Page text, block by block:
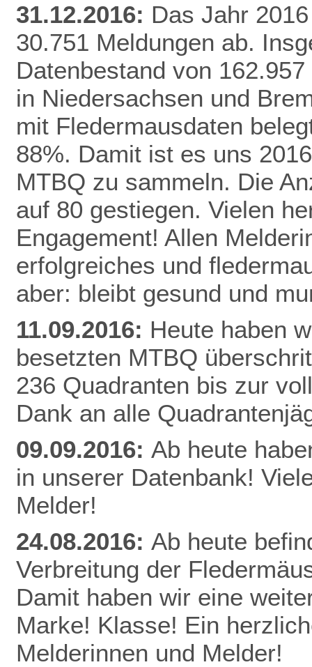
31.12.2016: Das Jahr
30.751 Meldungen ab.
Datenbestand von
in Niedersachsen und
mit Fledermausdaten
88%. Damit ist es uns
MTBQ zu sammeln. Die
auf 80 gestiegen. Vielen
Engagement! Allen
erfolgreiches und
aber: bleibt gesund und
11.09.2016: Heute haben
besetzten MTBQ
236 Quadranten bis zur
Dank an alle
09.09.2016: Ab heute
in unserer Datenbank!
Melder!
24.08.2016: Ab heute
Verbreitung der
Damit haben wir eine
Marke! Klasse! Ein
Melderinnen und Melder!